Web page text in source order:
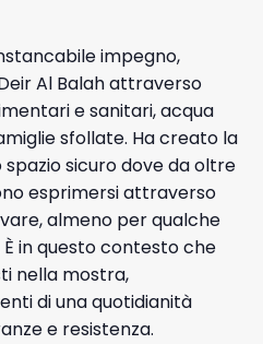
impegno,
Al Balah attraverso
e sanitari, acqua
sfollate. Ha creato la
spazio sicuro dove da oltre
esprimersi attraverso
almeno per qualche
È in questo contesto che
nella mostra,
di una quotidianità
e resistenza.